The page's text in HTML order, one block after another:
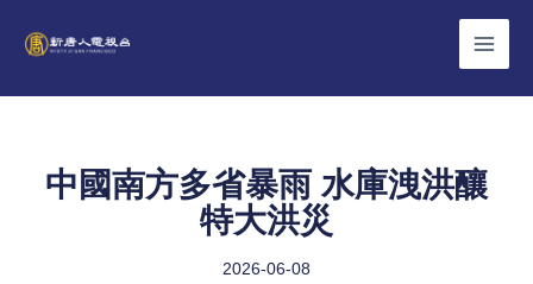
中國南方多省暴雨 水庫洩洪釀
特大洪災
2026-06-08